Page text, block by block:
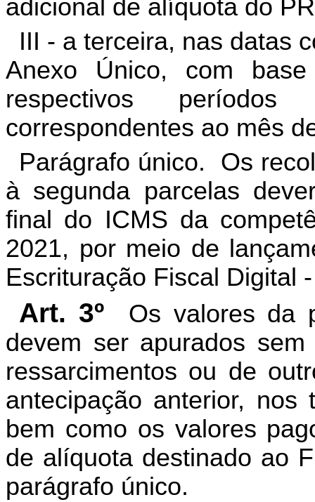
adicional de alíquota do
III - a terceira, nas datas
Anexo Único, com
respectivos
correspondentes ao mês
Parágrafo único. Os
à segunda parcelas
final do ICMS da
2021, por meio de
Escrituração Fiscal Digital
Art. 3º Os valores da
devem ser apurados
ressarcimentos ou de
antecipação anterior,
bem como os valores
de alíquota destinado ao
parágrafo único.